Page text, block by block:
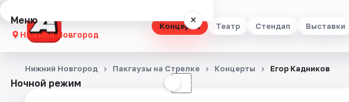
Концерты Театр Стендап Выставки
Меню ×
Нижний Новгород
Концерты
Ночной режим ☾
Нижний Новгород Пакгаузы на Стрелке Концерты Егор Кадников